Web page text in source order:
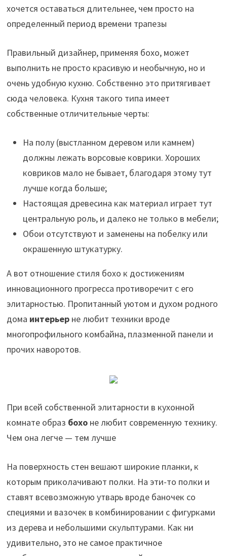
хочется оставаться длительнее, чем просто на
определенный период времени трапезы
Правильный дизайнер, применяя бохо, может
выполнить не просто красивую и необычную, но и
очень удобную кухню. Собственно это притягивает
сюда человека. Кухня такого типа имеет
собственные отличительные черты:
На полу (выстланном деревом или камнем)
должны лежать ворсовые коврики. Хороших
ковриков мало не бывает, благодаря этому тут
лучше когда больше;
Настоящая древесина как материал играет тут
центральную роль, и далеко не только в мебели;
Обои отсутствуют и заменены на побелку или
окрашенную штукатурку.
А вот отношение стиля бохо к достижениям
инновационного прогресса противоречит с его
элитарностью. Пропитанный уютом и духом родного
дома интерьерне любит техники вроде
многопрофильного комбайна, плазменной панели и
прочих наворотов.
При всей собственной элитарности в кухонной
комнате образ бохоне любит современную технику.
Чем она легче — тем лучше
На поверхность стен вешают широкие планки, к
которым приколачивают полки. На эти-то полки и
ставят всевозможную утварь вроде баночек со
специями и вазочек в комбинировании с фигурками
из дерева и небольшими скульптурами. Как ни
удивительно, это не самое практичное